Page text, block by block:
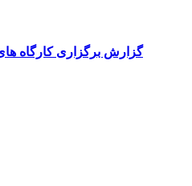
گزارش برگزاری کارگاه